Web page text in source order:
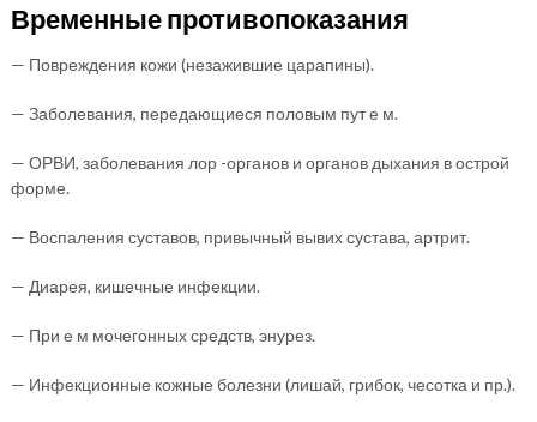
Временные противопоказания
— Повреждения кожи (незажившие царапины).
— Заболевания, передающиеся половым пут е м.
— ОРВИ, заболевания лор -органов и органов дыхания в острой
форме.
— Воспаления суставов, привычный вывих сустава, артрит.
— Диарея, кишечные инфекции.
— При е м мочегонных средств, энурез.
— Инфекционные кожные болезни (лишай, грибок, чесотка и пр.).